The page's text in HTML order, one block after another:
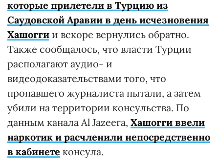
которые прилетели в Турцию из
Саудовской Аравии в день исчезновения
Хашогги и вскоре вернулись обратно.
Также сообщалось, что власти Турции
располагают аудио- и
видеодоказательствами того, что
пропавшего журналиста пытали, а затем
убили на территории консульства. По
данным канала Al Jazeera, Хашогги ввели
наркотик и расчленили непосредственно
в кабинете консула.